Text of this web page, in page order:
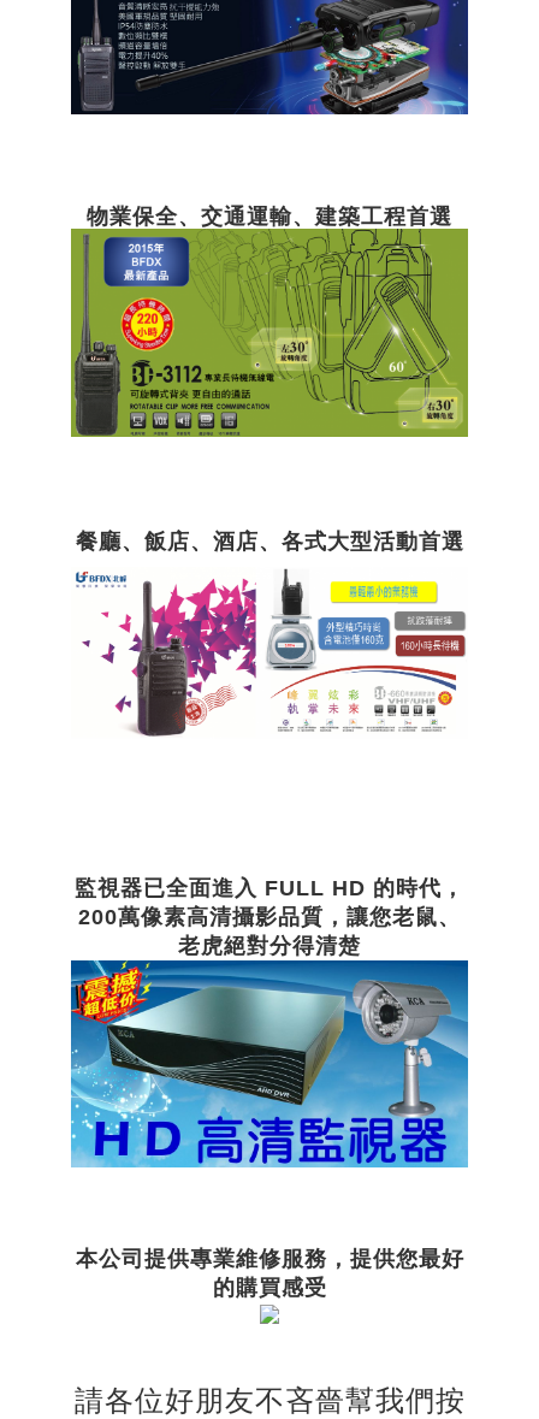
物業保全、交通運輸、建築工程首選
餐廳、飯店、酒店、各式大型活動首選
監視器已全面進入 FULL HD 的時代，
200萬像素高清攝影品質，讓您老鼠、
老虎絕對分得清楚
本公司提供專業維修服務，提供您最好
的購買感受
請各位好朋友不吝嗇幫我們按